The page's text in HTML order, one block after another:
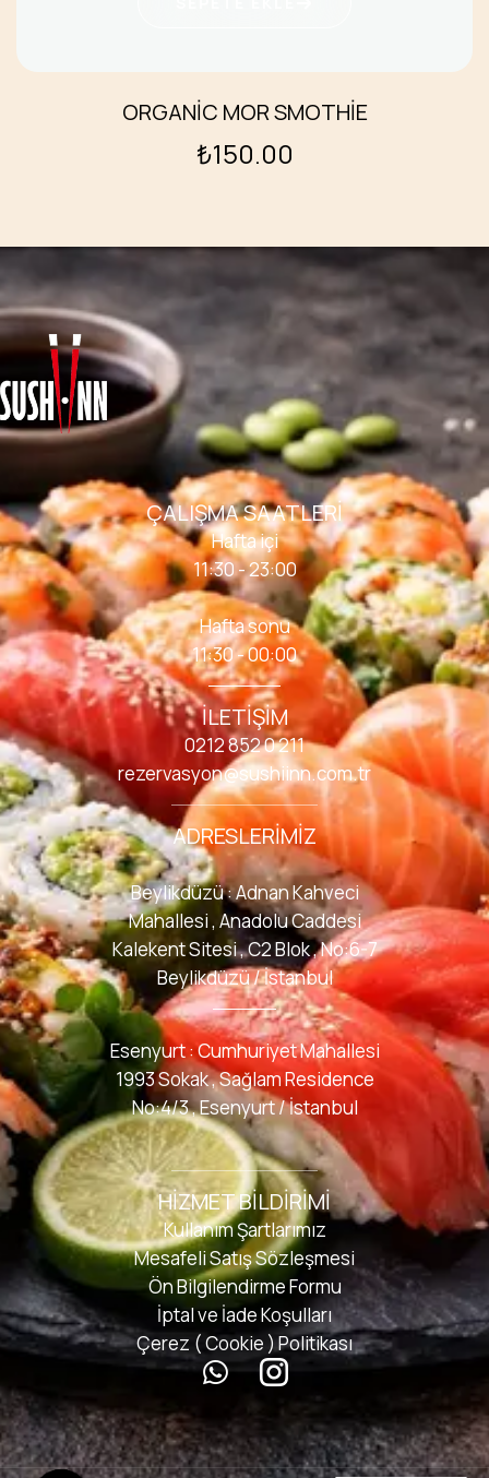
ORGANİC MOR SMOTHİE
₺150.00
ÇALIŞMA SAATLERI
Hafta içi
11:30 - 23:00
Hafta sonu
11:30 - 00:00
İLETIŞIM
0212 852 0 211
rezervasyon@sushiinn.com.tr
ADRESLERIMIZ
Beylikdüzü : Adnan Kahveci
Mahallesi , Anadolu Caddesi
Kalekent Sitesi , C2 Blok , No:6-7
Beylikdüzü / İstanbul
Esenyurt : Cumhuriyet Mahallesi
1993 Sokak , Sağlam Residence
No:4/3 , Esenyurt / İstanbul
HIZMET BILDIRIMI
Kullanım Şartlarımız
Mesafeli Satış Sözleşmesi
Ön Bilgilendirme Formu
İptal ve İade Koşulları
Çerez ( Cookie ) Politikası